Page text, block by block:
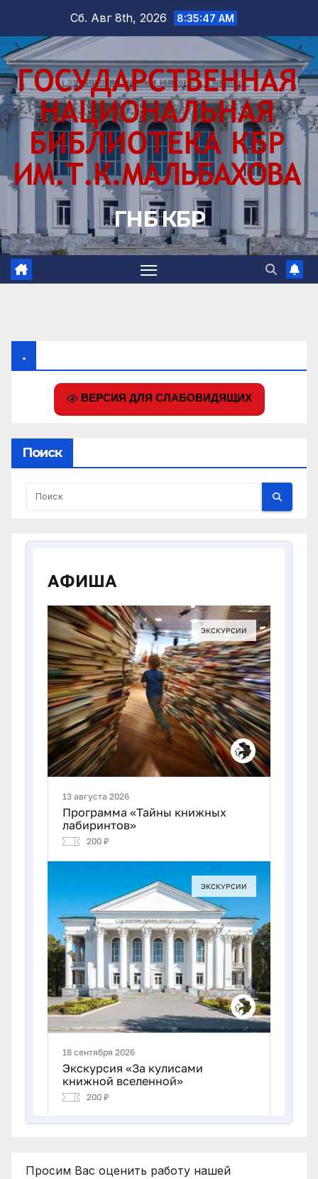
содержимому
Сб. Авг 8th, 2026 8:35:49 AM
ГНБ КБР
.
ВЕРСИЯ ДЛЯ СЛАБОВИДЯЩИХ
Поиск
Просим Вас оценить работу нашей